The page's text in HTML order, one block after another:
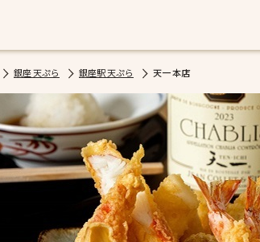
銀座 天ぷら 銀座駅 天ぷら 天一 本店